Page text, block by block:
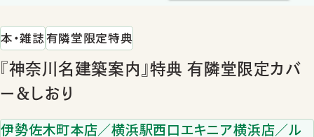
本・雑誌有隣堂限定特典
『神奈川名建築案内』特典 有隣堂限定カバ
ー＆しおり
伊勢佐木町本店／横浜駅西口エキニア横浜店／ル